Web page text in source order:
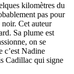
kilomètres du
pas pour
Cet auteur
Sa plume est
on se
c’est Nadine
Cadillac qui signe